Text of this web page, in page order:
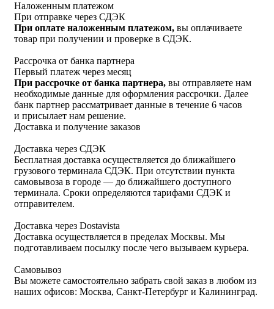
Наложенным платежом
При отправке через СДЭК
При оплате наложенным платежом, вы оплачиваете
товар при получении и проверке в СДЭК.
Рассрочка от банка партнера
Первый платеж через месяц
При рассрочке от банка партнера, вы отправляете нам
необходимые данные для оформления рассрочки. Далее
банк партнер рассматривает данные в течение 6 часов
и присылает нам решение.
Доставка и получение заказов
Доставка через СДЭК
Бесплатная доставка осуществляется до ближайшего
грузового терминала СДЭК. При отсутствии пункта
самовывоза в городе — до ближайшего доступного
терминала. Сроки определяются тарифами СДЭК и
отправителем.
Доставка через Dostavista
Доставка осуществляется в пределах Москвы. Мы
подготавливаем посылку после чего вызываем курьера.
Самовывоз
Вы можете самостоятельно забрать свой заказ в любом из
наших офисов: Москва, Санкт-Петербург и Калининград.